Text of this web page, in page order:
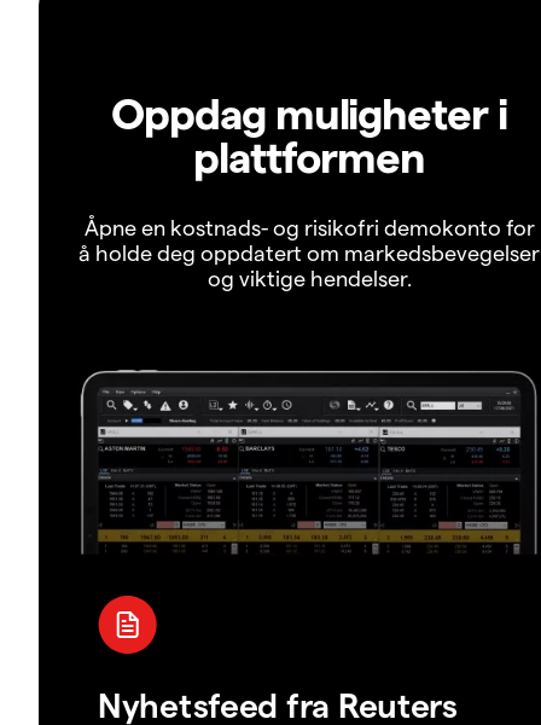
Oppdag muligheter i
plattformen
Åpne en kostnads- og risikofri demokonto for
å holde deg oppdatert om markedsbevegelser
og viktige hendelser.
Nyhetsfeed fra Reuters